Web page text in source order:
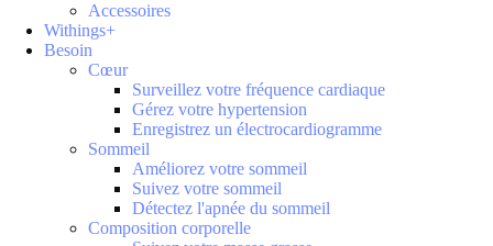
Accessoires
Withings+
Besoin
Cœur
Surveillez votre fréquence cardiaque
Gérez votre hypertension
Enregistrez un électrocardiogramme
Sommeil
Améliorez votre sommeil
Suivez votre sommeil
Détectez l'apnée du sommeil
Composition corporelle